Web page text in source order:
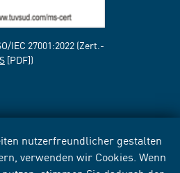
nutzerfreundlicher gestalten
verwenden wir Cookies. Wenn
IEC 27001:2022 (Zert.-
[PDF])